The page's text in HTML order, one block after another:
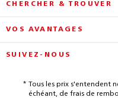
CHERCHER & TROUVER
VOS AVANTAGES
SUIVEZ-NOUS
* Tous les prix s'entendent
échéant, de frais de